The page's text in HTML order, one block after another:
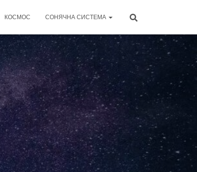
КОСМОС СОНЯЧНА СИСТЕМА